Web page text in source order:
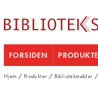
FORSIDEN
Hjem / Produkter / Bibliotekmøbler /